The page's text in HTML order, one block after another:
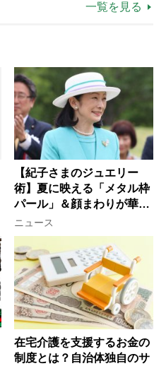
一覧を見る
【紀子さまのジュエリー
術】夏に映える「メタル枠
パール」＆顔まわりが華や
ぐ「揺れる一粒」の使い分
け方
ニュース
在宅介護を支援するお金の
制度とは？自治体独自のサ